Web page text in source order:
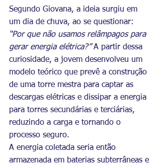
Segundo Giovana, a ideia surgiu em
um dia de chuva, ao se questionar:
“Por que não usamos relâmpagos para
gerar energia elétrica?” A partir dessa
curiosidade, a jovem desenvolveu um
modelo teórico que prevê a construção
de uma torre mestra para captar as
descargas elétricas e dissipar a energia
para torres secundárias e terciárias,
reduzindo a carga e tornando o
processo seguro.
A energia coletada seria então
armazenada em baterias subterrâneas e